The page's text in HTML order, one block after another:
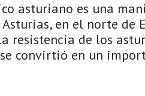
asturiano es una
en el norte de
resistencia de los
convirtió en un